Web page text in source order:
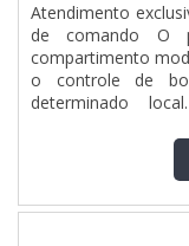
Atendimento
de comando O
compartimento
o controle de
determinado
Disjuntores;